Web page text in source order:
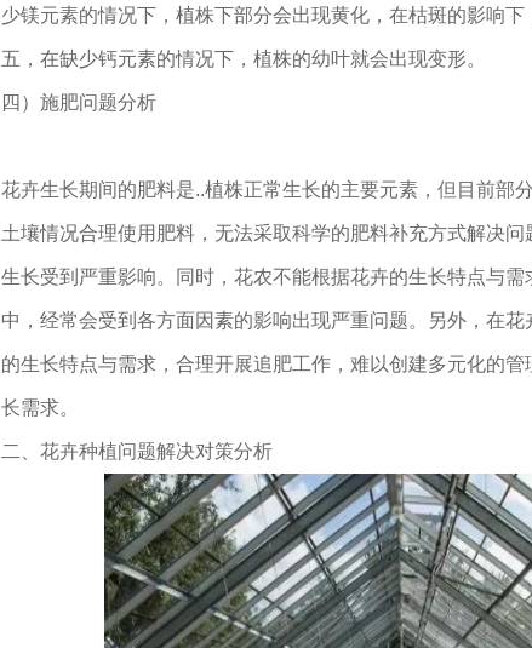
少镁元素的情况下，植株下部分会出现黄化，在枯斑的影响
五，在缺少钙元素的情况下，植株的幼叶就会出现变形。
四）施肥问题分析
花卉生长期间的肥料是..植株正常生长的主要元素，但目前部
土壤情况合理使用肥料，无法采取科学的肥料补充方式解决
生长受到严重影响。同时，花农不能根据花卉的生长特点与
中，经常会受到各方面因素的影响出现严重问题。另外，在
的生长特点与需求，合理开展追肥工作，难以创建多元化的
长需求。
二、花卉种植问题解决对策分析